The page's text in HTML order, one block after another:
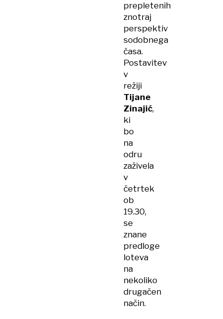
prepletenih
znotraj
perspektiv
sodobnega
časa.
Postavitev
v
režiji
Tijane
Zinajić,
ki
bo
na
odru
zaživela
v
četrtek
ob
19.30,
se
znane
predloge
loteva
na
nekoliko
drugačen
način.